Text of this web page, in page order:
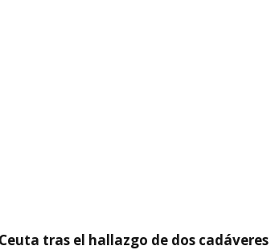
tras el hallazgo de dos cadáveres